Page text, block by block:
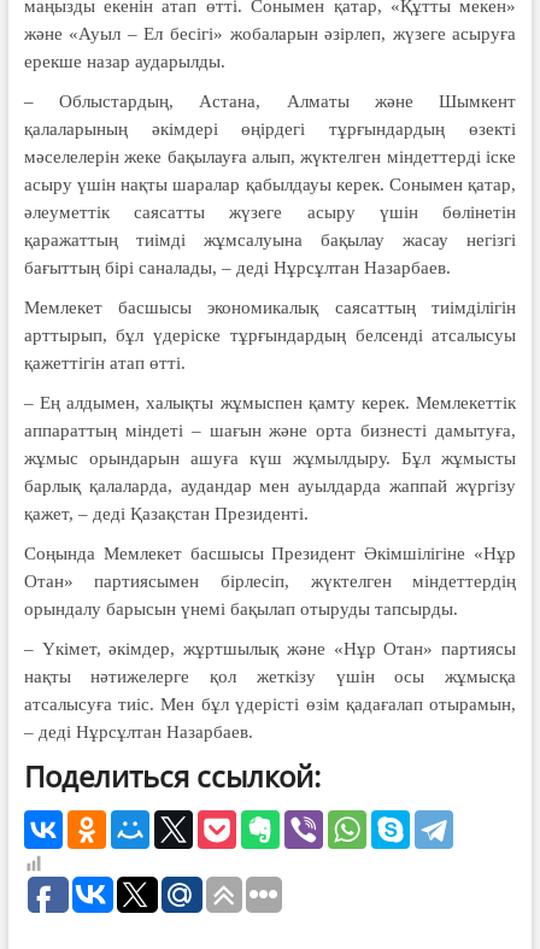
маңызды екенін атап өтті. Сонымен қатар, «Құтты мекен»
және «Ауыл – Ел бесігі» жобаларын әзірлеп, жүзеге асыруға
ерекше назар аударылды.
– Облыстардың, Астана, Алматы және Шымкент
қалаларының әкімдері өңірдегі тұрғындардың өзекті
мәселелерін жеке бақылауға алып, жүктелген міндеттерді іске
асыру үшін нақты шаралар қабылдауы керек. Сонымен қатар,
әлеуметтік саясатты жүзеге асыру үшін бөлінетін
қаражаттың тиімді жұмсалуына бақылау жасау негізгі
бағыттың бірі саналады, – деді Нұрсұлтан Назарбаев.
Мемлекет басшысы экономикалық саясаттың тиімділігін
арттырып, бұл үдеріске тұрғындардың белсенді атсалысуы
қажеттігін атап өтті.
– Ең алдымен, халықты жұмыспен қамту керек. Мемлекеттік
аппараттың міндеті – шағын және орта бизнесті дамытуға,
жұмыс орындарын ашуға күш жұмылдыру. Бұл жұмысты
барлық қалаларда, аудандар мен ауылдарда жаппай жүргізу
қажет, – деді Қазақстан Президенті.
Соңында Мемлекет басшысы Президент Әкімшілігіне «Нұр
Отан» партиясымен бірлесіп, жүктелген міндеттердің
орындалу барысын үнемі бақылап отыруды тапсырды.
– Үкімет, әкімдер, жұртшылық және «Нұр Отан» партиясы
нақты нәтижелерге қол жеткізу үшін осы жұмысқа
атсалысуға тиіс. Мен бұл үдерісті өзім қадағалап отырамын,
– деді Нұрсұлтан Назарбаев.
Поделиться ссылкой: